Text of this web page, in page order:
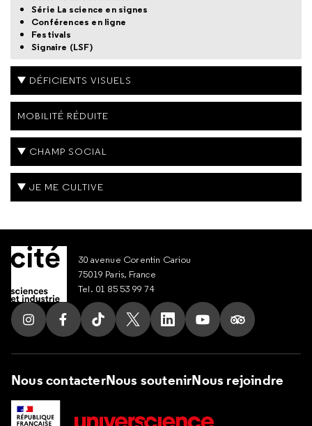
Série La science en signes
Conférences en ligne
Festivals
Signaire (LSF)
DÉFICIENTS VISUELS
MOBILITÉ RÉDUITE
CHAMP SOCIAL
JE ME CULTIVE
30 avenue Corentin Cariou
75019 Paris, France
Tel. 01 85 53 99 74
Suivez nous sur Instagram
Suivez nous sur Facebook
Suivez nous sur Tik Tok
Suivez nous sur X
Suivez nous sur LinkedIn
Suivez nous sur
Suivez nous
Nous contacterNous soutenirNous rejoindre